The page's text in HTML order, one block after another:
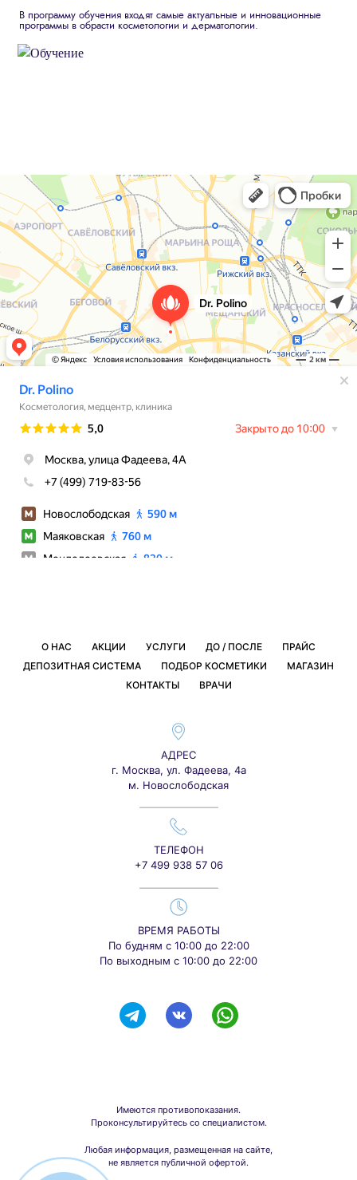
В программу обучения входят самые актуальные и инновационные
программы в обрасти косметологии и дерматологии.
О НАС АКЦИИ УСЛУГИ ДО / ПОСЛЕ
ПРАЙС
ДЕПОЗИТНАЯ СИСТЕМА
ПОДБОР КОСМЕТИКИ
МАГАЗИН
КОНТАКТЫ
ВРАЧИ
АДРЕС
г. Москва, ул. Фадеева, 4а
м. Новослободская
ТЕЛЕФОН
+7 499 938 57 06
ВРЕМЯ РАБОТЫ
По будням с 10:00 до 22:00
По выходным с 10:00 до 22:00
Имеются противопоказания.
Проконсультируйтесь со специалистом.
Любая информация, размещенная на сайте,
не является публичной офертой.